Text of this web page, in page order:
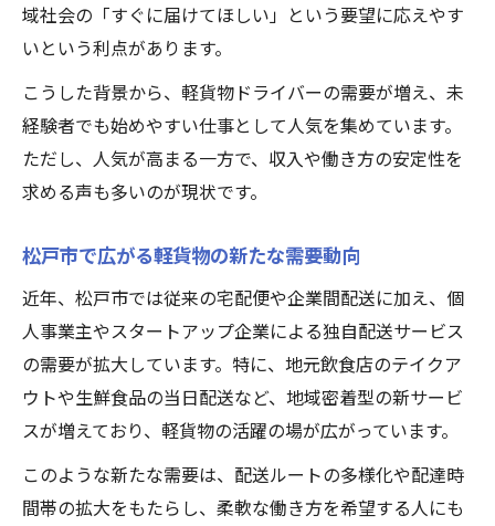
域社会の「すぐに届けてほしい」という要望に応えやす
いという利点があります。
こうした背景から、軽貨物ドライバーの需要が増え、未
経験者でも始めやすい仕事として人気を集めています。
ただし、人気が高まる一方で、収入や働き方の安定性を
求める声も多いのが現状です。
松戸市で広がる軽貨物の新たな需要動向
近年、松戸市では従来の宅配便や企業間配送に加え、個
人事業主やスタートアップ企業による独自配送サービス
の需要が拡大しています。特に、地元飲食店のテイクア
ウトや生鮮食品の当日配送など、地域密着型の新サービ
スが増えており、軽貨物の活躍の場が広がっています。
このような新たな需要は、配送ルートの多様化や配達時
間帯の拡大をもたらし、柔軟な働き方を希望する人にも